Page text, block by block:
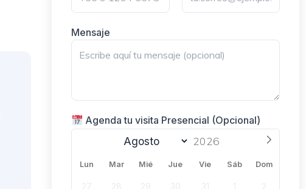
Mensaje
Agenda tu visita Presencial (Opcional)
Lun Mar Mié Jue Vie Sáb Dom